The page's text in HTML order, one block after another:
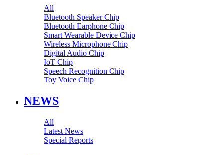
All
Bluetooth Speaker Chip
Bluetooth Earphone Chip
Smart Wearable Device Chip
Wireless Microphone Chip
Digital Audio Chip
IoT Chip
Speech Recognition Chip
Toy Voice Chip
NEWS
All
Latest News
Special Reports